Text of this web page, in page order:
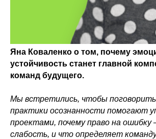
Яна Коваленко о том, почему
устойчивость станет главной
команд будущего.
Мы встретились, чтобы
практики осознанности помогают
проектами, почему право на
слабость, и что определяет